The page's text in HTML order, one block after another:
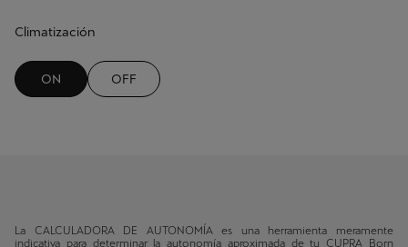
Climatización
ON OFF
La CALCULADORA DE AUTONOMÍA es una herramienta meramente
indicativa para determinar la autonomía aproximada de tu CUPRA Born